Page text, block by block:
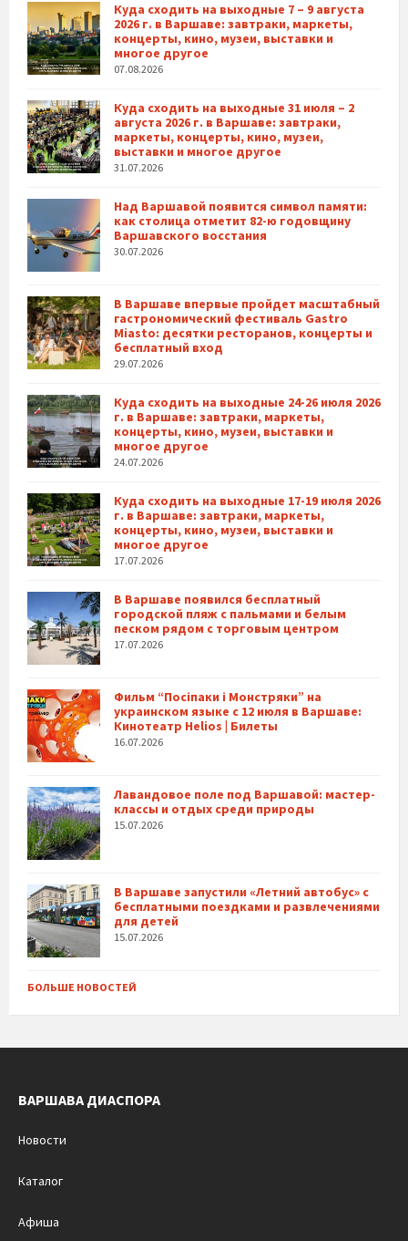
Куда сходить на выходные 7 – 9 августа
2026 г. в Варшаве: завтраки, маркеты,
концерты, кино, музеи, выставки и
многое другое
07.08.2026
Куда сходить на выходные 31 июля – 2
августа 2026 г. в Варшаве: завтраки,
маркеты, концерты, кино, музеи,
выставки и многое другое
31.07.2026
Над Варшавой появится символ памяти:
как столица отметит 82-ю годовщину
Варшавского восстания
30.07.2026
В Варшаве впервые пройдет масштабный
гастрономический фестиваль Gastro
Miasto: десятки ресторанов, концерты и
бесплатный вход
29.07.2026
Куда сходить на выходные 24-26 июля 2026
г. в Варшаве: завтраки, маркеты,
концерты, кино, музеи, выставки и
многое другое
24.07.2026
Куда сходить на выходные 17-19 июля 2026
г. в Варшаве: завтраки, маркеты,
концерты, кино, музеи, выставки и
многое другое
17.07.2026
В Варшаве появился бесплатный
городской пляж с пальмами и белым
песком рядом с торговым центром
17.07.2026
Фильм “Посіпаки і Монстряки” на
украинском языке с 12 июля в Варшаве:
Кинотеатр Helios | Билеты
16.07.2026
Лавандовое поле под Варшавой: мастер-
классы и отдых среди природы
15.07.2026
В Варшаве запустили «Летний автобус» с
бесплатными поездками и развлечениями
для детей
15.07.2026
БОЛЬШЕ НОВОСТЕЙ
ВАРШАВА ДИАСПОРА
Новости
Каталог
Афиша